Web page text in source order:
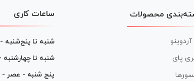
محصولات
آردوینو
پای
ساعات کاری
شنبه تا
شنبه تا
پنج شنبه - عصر -